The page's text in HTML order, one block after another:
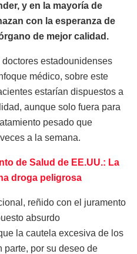
y en la mayoría de
con la esperanza de
de mejor calidad.
estadounidenses
médico, sobre este
estarían dispuestos a
aunque solo fuera para
pesado que
a la semana.
de Salud de EE.UU.: La
droga peligrosa
reñido con el juramento
absurdo
la cautela excesiva de los
parte, por su deseo de